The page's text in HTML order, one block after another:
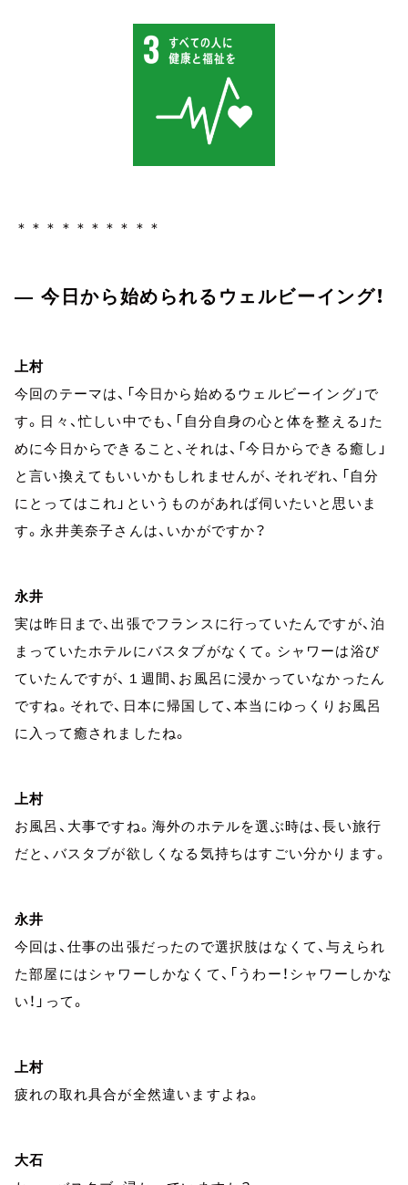
＊＊＊＊＊＊＊＊＊＊
― 今日から始められるウェルビーイング！
上村
今回のテーマは、「今日から始めるウェルビーイング」で
す。日々、忙しい中でも、「自分自身の心と体を整える」た
めに今日からできること、それは、「今日からできる癒し」
と言い換えてもいいかもしれませんが、それぞれ、「自分
にとってはこれ」というものがあれば伺いたいと思いま
す。永井美奈子さんは、いかがですか？
永井
実は昨日まで、出張でフランスに行っていたんですが、泊
まっていたホテルにバスタブがなくて。シャワーは浴び
ていたんですが、１週間、お風呂に浸かっていなかったん
ですね。それで、日本に帰国して、本当にゆっくりお風呂
に入って癒されましたね。
上村
お風呂、大事ですね。海外のホテルを選ぶ時は、長い旅行
だと、バスタブが欲しくなる気持ちはすごい分かります。
永井
今回は、仕事の出張だったので選択肢はなくて、与えられ
た部屋にはシャワーしかなくて、「うわー！シャワーしかな
い！」って。
上村
疲れの取れ具合が全然違いますよね。
大石